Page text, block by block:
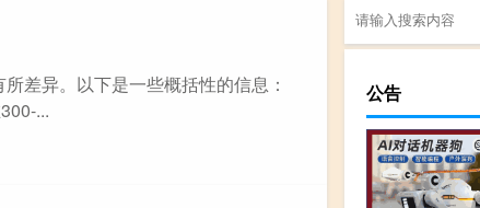
差异。以下是一些概括性的信息：
...
公告